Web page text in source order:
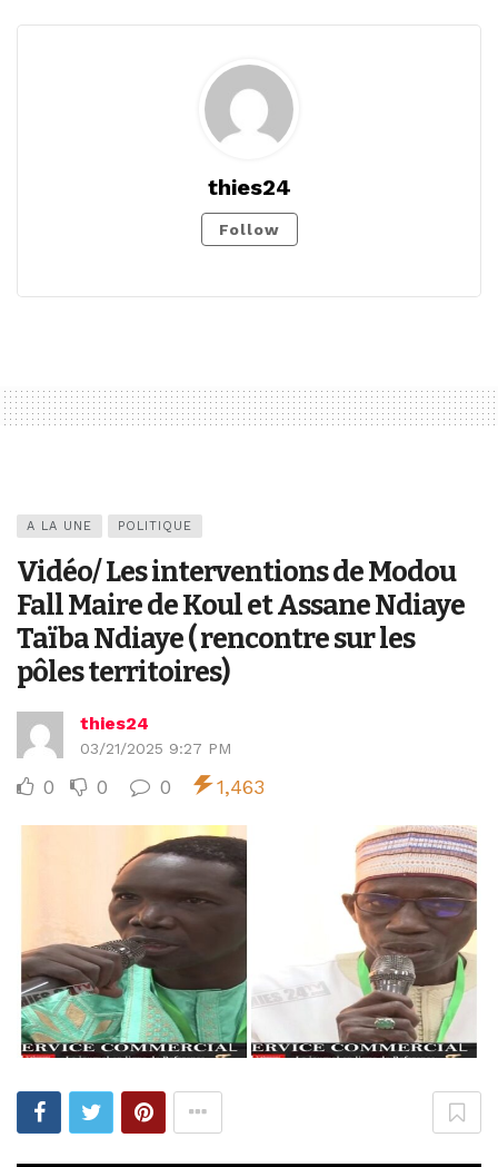
thies24
Follow
A LA UNE POLITIQUE
Vidéo/ Les interventions de Modou
Fall Maire de Koul et Assane Ndiaye
Taïba Ndiaye ( rencontre sur les
pôles territoires)
thies24
03/21/2025 9:27 PM
0 0 0 1,463